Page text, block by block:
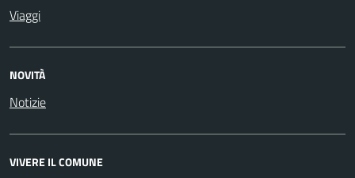
Viaggi
NOVITÀ
Notizie
VIVERE IL COMUNE